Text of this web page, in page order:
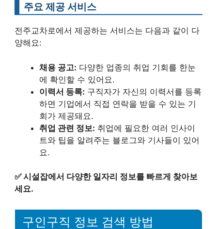
주요 제공 서비스
전주교차로에서 제공하는 서비스는 다음과 같이 다
양해요:
채용 공고: 다양한 업종의 취업 기회를 한눈
에 확인할 수 있어요.
이력서 등록: 구직자가 자신의 이력서를 등록
하면 기업에서 직접 연락을 받을 수 있는 기
회가 제공돼요.
취업 관련 정보: 취업에 필요한 여러 인사이
트와 팁을 알려주는 블로그와 기사들이 있어
요.
✅시설잡에서 다양한 일자리 정보를 빠르게 찾아보
세요.
구인구직 정보 검색 방법